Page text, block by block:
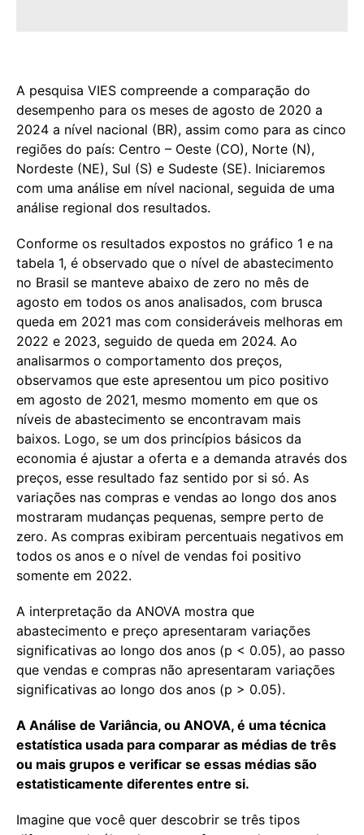
A pesquisa VIES compreende a comparação do
desempenho para os meses de agosto de 2020 a
2024 a nível nacional (BR), assim como para as cinco
regiões do país: Centro – Oeste (CO), Norte (N),
Nordeste (NE), Sul (S) e Sudeste (SE). Iniciaremos
com uma análise em nível nacional, seguida de uma
análise regional dos resultados.
Conforme os resultados expostos no gráfico 1 e na
tabela 1, é observado que o nível de abastecimento
no Brasil se manteve abaixo de zero no mês de
agosto em todos os anos analisados, com brusca
queda em 2021 mas com consideráveis melhoras em
2022 e 2023, seguido de queda em 2024. Ao
analisarmos o comportamento dos preços,
observamos que este apresentou um pico positivo
em agosto de 2021, mesmo momento em que os
níveis de abastecimento se encontravam mais
baixos. Logo, se um dos princípios básicos da
economia é ajustar a oferta e a demanda através dos
preços, esse resultado faz sentido por si só. As
variações nas compras e vendas ao longo dos anos
mostraram mudanças pequenas, sempre perto de
zero. As compras exibiram percentuais negativos em
todos os anos e o nível de vendas foi positivo
somente em 2022.
A interpretação da ANOVA mostra que
abastecimento e preço apresentaram variações
significativas ao longo dos anos (p < 0.05), ao passo
que vendas e compras não apresentaram variações
significativas ao longo dos anos (p > 0.05).
A Análise de Variância, ou ANOVA, é uma técnica
estatística usada para comparar as médias de três
ou mais grupos e verificar se essas médias são
estatisticamente diferentes entre si.
Imagine que você quer descobrir se três tipos